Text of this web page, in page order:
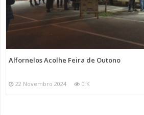
Alfornelos Acolhe Feira de Outono
22 Novembro 2024 0 K